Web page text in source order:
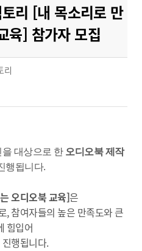
리 [내 목소리로 만
육] 참가자 모집
리
대상으로 한 오디오북 제작
행됩니다.
오디오북 교육]은
, 참여자들의 높은 만족도와 큰
힘입어
행됩니다.